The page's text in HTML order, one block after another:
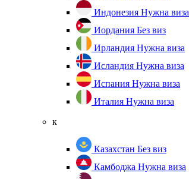
Индонезия Нужна виза
Иордания Без виз
Ирландия Нужна виза
Исландия Нужна виза
Испания Нужна виза
Италия Нужна виза
к
Казахстан Без виз
Камбоджа Нужна виза